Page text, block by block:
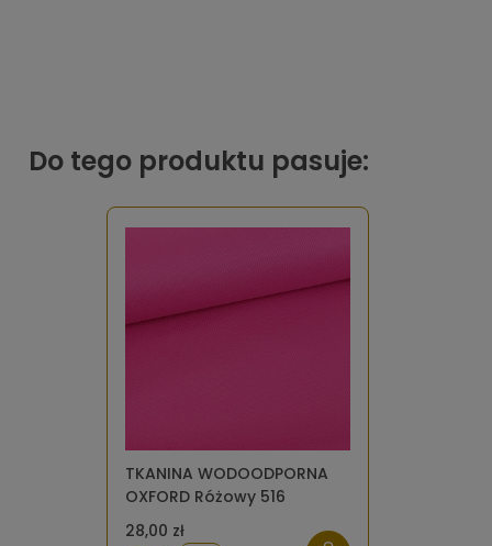
Do tego produktu pasuje:
TKANINA WODOODPORNA
OXFORD Różowy 516
28,00 zł